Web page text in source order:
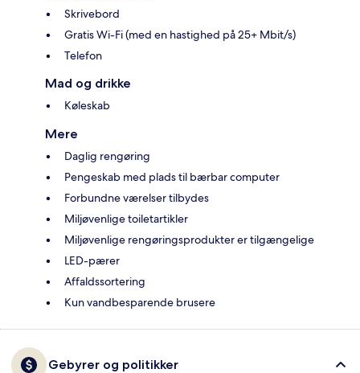
Skrivebord
Gratis Wi-Fi (med en hastighed på 25+ Mbit/s)
Telefon
Mad og drikke
Køleskab
Mere
Daglig rengøring
Pengeskab med plads til bærbar computer
Forbundne værelser tilbydes
Miljøvenlige toiletartikler
Miljøvenlige rengøringsprodukter er tilgængelige
LED-pærer
Affaldssortering
Kun vandbesparende brusere
Gebyrer og politikker